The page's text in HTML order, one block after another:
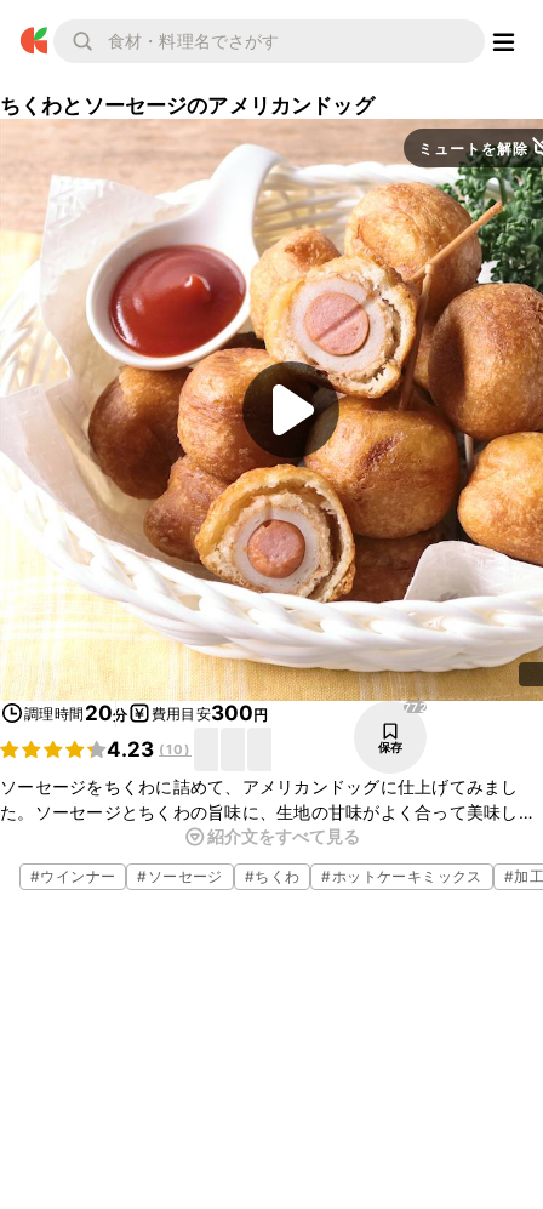
ちくわとソーセージのアメリカンドッグ
ミュートを解除
調理時間 20分 費用目安300円
4.23 (10)
772
保存
ソーセージをちくわに詰めて、アメリカンドッグに仕上げてみまし
た。ソーセージとちくわの旨味に、生地の甘味がよく合って美味しい
です。生地はホットケーキミックスを使用してますので、簡単に出来
ます。お持ち寄りやパーティーにも便利ですので、是非お試しくださ
いね。
紹介文をすべて見る
#ウインナー #ソーセージ #ちくわ #ホットケーキミックス #加